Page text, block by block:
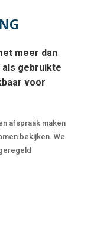
meer dan
als gebruikte
voor
afspraak maken
bekijken. We